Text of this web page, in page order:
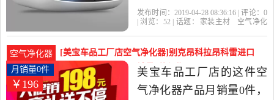
用消除异味负是2019年源
材当中性价比很高的空气
净化器，由北京发货。
发布时间：2019-04-28 08:36:16 | 评论： 0
| 浏览： 52| 话题： 家装主材
空气净化
空气净化器
[美宝车品工厂店空气净化器]别克昂科拉昂科雷进口
汽车用去消除异味月销量0件仅售195.82元
￥196
月销量0件
美宝车品工厂店的这件空
气净化器产品月销量0件，